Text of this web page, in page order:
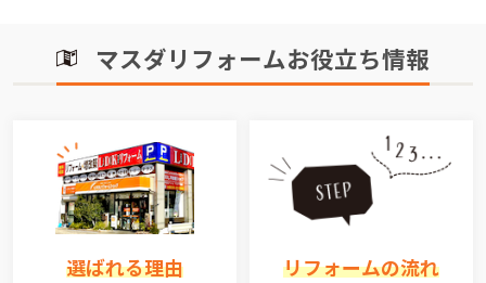
マスダリフォームお役立ち情報
選ばれる理由 リフォームの流れ